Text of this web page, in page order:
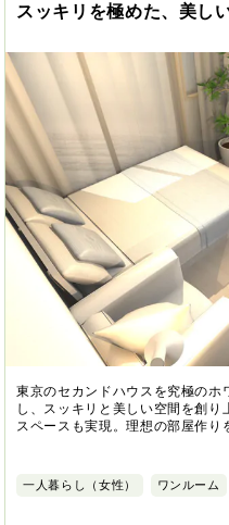
スッキリを極めた、美し
東京のセカンドハウスを究極の
し、スッキリと美しい空間を創
スペースも実現。理想の部屋作り
一人暮らし（女性） ワンルーム